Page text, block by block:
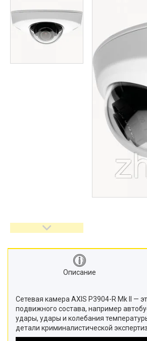
Описание
Сетевая камера AXIS P3904-R Mk II —
подвижного состава, например
удары, удары и колебания
детали криминалистической